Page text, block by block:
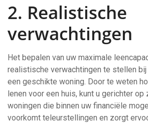
2. Realistische
verwachtingen
Het bepalen van uw maximale
realistische verwachtingen te stellen bij
een geschikte woning. Door te weten
lenen voor een huis, kunt u gerichter op
woningen die binnen uw financiële
voorkomt teleurstellingen en zorgt